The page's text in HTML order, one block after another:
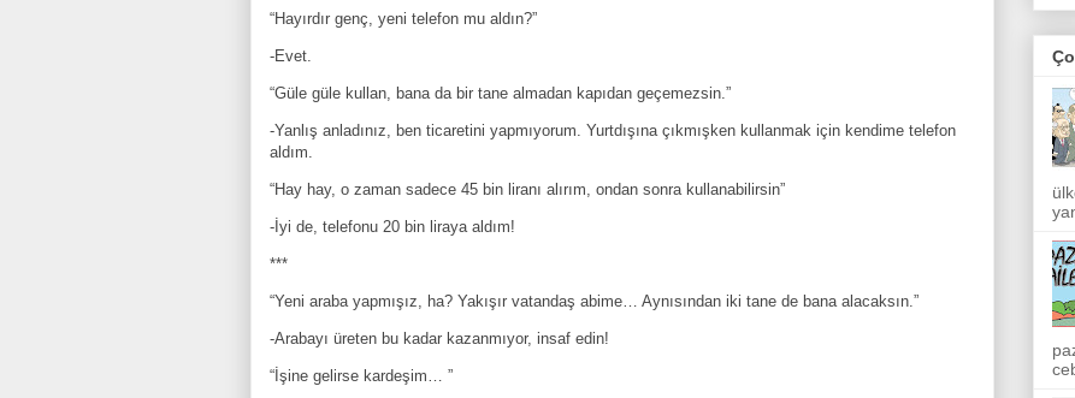
“Hayırdır genç, yeni telefon mu aldın?”
-Evet.
“Güle güle kullan, bana da bir tane almadan kapıdan geçemezsin.”
-Yanlış anladınız, ben ticaretini yapmıyorum. Yurtdışına çıkmışken kullanmak için kendime telefon
aldım.
“Hay hay, o zaman sadece 45 bin liranı alırım, ondan sonra kullanabilirsin”
-İyi de, telefonu 20 bin liraya aldım!
***
“Yeni araba yapmışız, ha? Yakışır vatandaş abime… Aynısından iki tane de bana alacaksın.”
-Arabayı üreten bu kadar kazanmıyor, insaf edin!
“İşine gelirse kardeşim… ”